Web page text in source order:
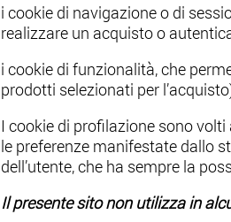
i cookie di navigazione o di
realizzare un acquisto o
i cookie di funzionalità, che
prodotti selezionati per
I cookie di profilazione sono
le preferenze manifestate dallo
dell’utente, che ha sempre la
Il presente sito non utilizza in